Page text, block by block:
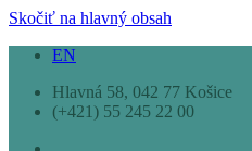
Skočiť na hlavný obsah
EN
Hlavná 58, 042 77 Košice
(+421) 55 245 22 00